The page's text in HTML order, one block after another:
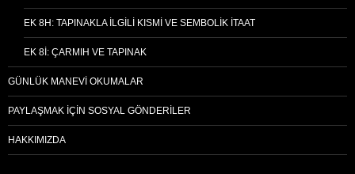
EK 8H: TAPINAKLA İLGILI KISMI VE SEMBOLIK İTAAT
EK 8I: ÇARMIH VE TAPINAK
GÜNLÜK MANEVI OKUMALAR
PAYLAŞMAK İÇIN SOSYAL GÖNDERILER
HAKKIMIZDA